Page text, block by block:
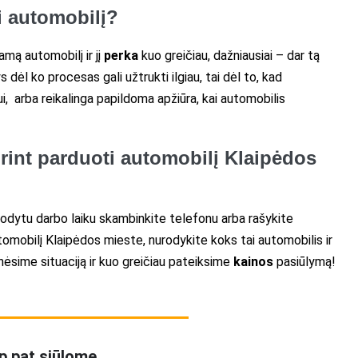
automobilį?
automobilį ir jį perka kuo greičiau, dažniausiai – dar tą
dėl ko procesas gali užtrukti ilgiau, tai dėl to, kad
arba reikalinga papildoma apžiūra, kai automobilis
parduoti automobilį Klaipėdos
darbo laiku skambinkite telefonu arba rašykite
Klaipėdos mieste, nurodykite koks tai automobilis ir
situaciją ir kuo greičiau pateiksime kainos pasiūlymą!